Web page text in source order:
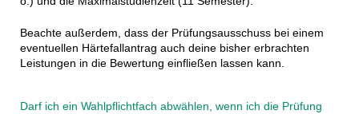
Beachte außerdem, dass der Prüfungsausschuss bei einem
eventuellen Härtefallantrag auch deine bisher erbrachten
Leistungen in die Bewertung einfließen lassen kann.
Darf ich ein Wahlpflichtfach abwählen, wenn ich die Prüfung